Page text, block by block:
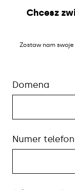
Chcesz
Zostaw nam
Domena
Numer